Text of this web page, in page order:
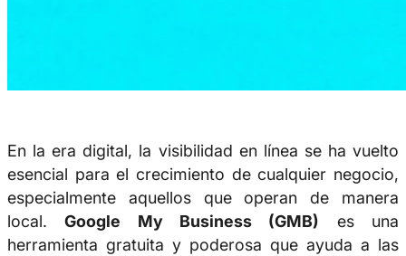
En la era digital, la visibilidad en línea se ha vuelto
esencial para el crecimiento de cualquier negocio,
especialmente aquellos que operan de manera
local.Google My Business (GMB) es una
herramienta gratuita y poderosa que ayuda a las